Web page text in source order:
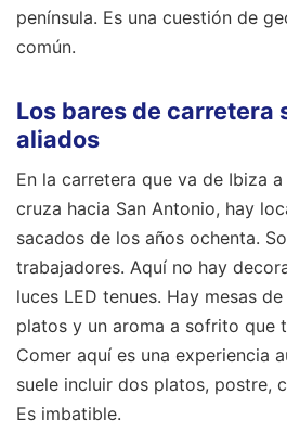
península. Es una cuestión de
común.
Los bares de carretera
aliados
En la carretera que va de Ibiza
cruza hacia San Antonio, hay
sacados de los años ochenta.
trabajadores. Aquí no hay
luces LED tenues. Hay mesas
platos y un aroma a sofrito que
Comer aquí es una experiencia
suele incluir dos platos, postre,
Es imbatible.